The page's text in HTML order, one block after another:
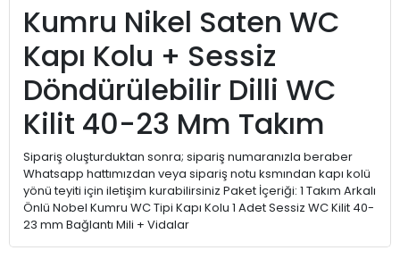
Kumru Nikel Saten WC
Kapı Kolu + Sessiz
Döndürülebilir Dilli WC
Kilit 40-23 Mm Takım
Sipariş oluşturduktan sonra; sipariş numaranızla beraber
Whatsapp hattımızdan veya sipariş notu ksmından kapı kolü
yönü teyiti için iletişim kurabilirsiniz Paket İçeriği: 1 Takım Arkalı
Önlü Nobel Kumru WC Tipi Kapı Kolu 1 Adet Sessiz WC Kilit 40-
23 mm Bağlantı Mili + Vidalar